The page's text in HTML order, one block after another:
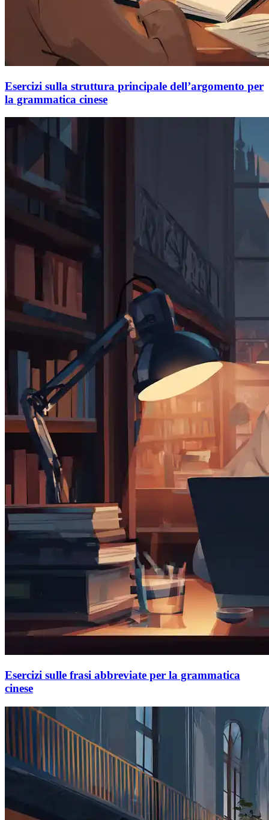
Esercizi sulla struttura principale dell’argomento per
la grammatica cinese
Esercizi sulle frasi abbreviate per la grammatica
cinese